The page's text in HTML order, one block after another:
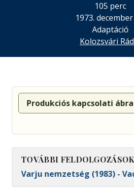
105 perc
1973. december
Adaptáció
Kolozsvári
Produkciós kapcsolati
TOVÁBBI
Varju nemzetség (1983) -